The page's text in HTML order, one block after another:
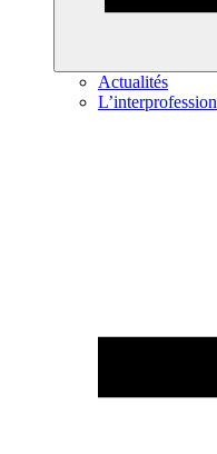
Actualités
L’interprofession